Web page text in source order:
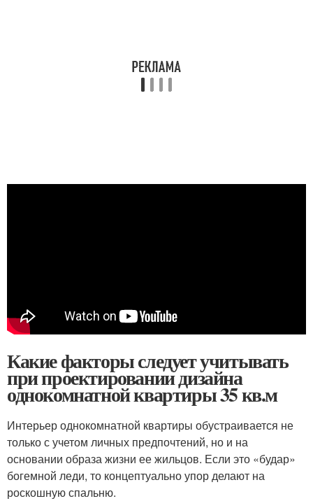
Какие факторы следует учитывать
при проектировании дизайна
однокомнатной квартиры 35 кв.м
Интерьер однокомнатной квартиры обустраивается не
только с учетом личных предпочтений, но и на
основании образа жизни ее жильцов. Если это «будар»
богемной леди, то концептуально упор делают на
роскошную спальню.